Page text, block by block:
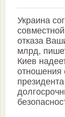
Украина
отказа
млрд,
Киев
отношения